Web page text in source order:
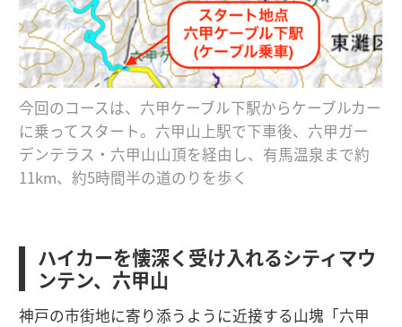
今回のコースは、六甲ケーブル下駅からケーブルカー
に乗ってスタート。六甲山上駅で下車後、六甲ガー
デンテラス・六甲山山頂を経由し、有馬温泉まで約
11km、約5時間半の道のりを歩く
ハイカーを懐深く受け入れるシティマウ
ンテン、六甲山
神戸の市街地に寄り添うように近接する山塊「六甲